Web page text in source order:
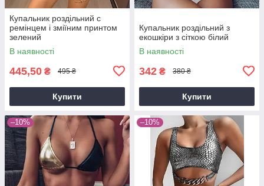
Купальник роздільний c
ремінцем і зміїним принтом
зелений
В наявності
445,50 ₴ 495 ₴
Купити
Купальник роздільний з
екошкіри з сіткою білий
В наявності
342 ₴ 380 ₴
Купити
–10% –10%